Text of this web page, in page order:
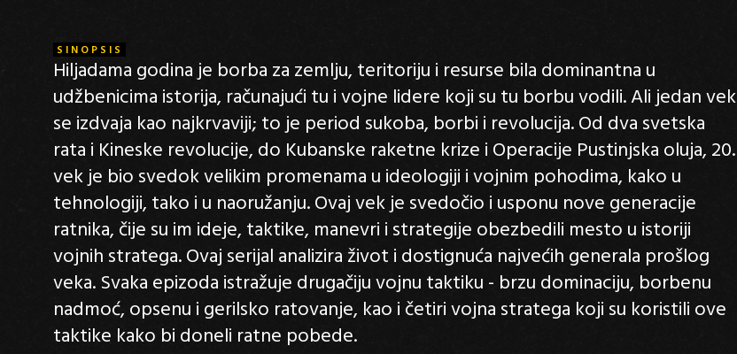
SINOPSIS
Hiljadama godina je borba za zemlju, teritoriju i resurse bila dominantna u
udžbenicima istorija, računajući tu i vojne lidere koji su tu borbu vodili. Ali jedan vek
se izdvaja kao najkrvaviji; to je period sukoba, borbi i revolucija. Od dva svetska
rata i Kineske revolucije, do Kubanske raketne krize i Operacije Pustinjska oluja, 20.
vek je bio svedok velikim promenama u ideologiji i vojnim pohodima, kako u
tehnologiji, tako i u naoružanju. Ovaj vek je svedočio i usponu nove generacije
ratnika, čije su im ideje, taktike, manevri i strategije obezbedili mesto u istoriji
vojnih stratega. Ovaj serijal analizira život i dostignuća najvećih generala prošlog
veka. Svaka epizoda istražuje drugačiju vojnu taktiku - brzu dominaciju, borbenu
nadmoć, opsenu i gerilsko ratovanje, kao i četiri vojna stratega koji su koristili ove
taktike kako bi doneli ratne pobede.